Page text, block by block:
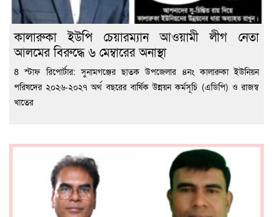
কালারুকা ইউপি চেয়ারম্যান আওয়ামী লীগ নেতা
আলমের বিরুদ্ধে ৬ মেম্বারের অনাস্থা
8 স্টাফ রিপোর্টার: সুনামগঞ্জের ছাতক উপজেলার ৪নং কালারুকা ইউনিয়ন
পরিষদের ২০২৬-২০২৭ অর্থ বছরের বার্ষিক উন্নয়ন কর্মসূচি (এডিপি) ও রাজস্ব
খাতের